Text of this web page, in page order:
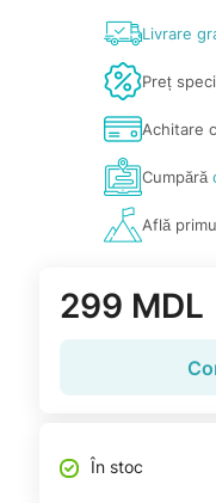
Livrare
Preț
Achitare
Cumpără
Află
299 MDL
În stoc